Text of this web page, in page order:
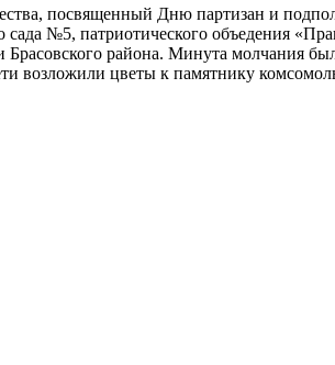
посвященный Дню партизан и
№5, патриотического объедения
района. Минута молчания
возложили цветы к памятнику